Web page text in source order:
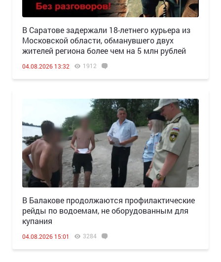
В Саратове задержали 18-летнего курьера из
Московской области, обманувшего двух
жителей региона более чем на 5 млн рублей
04.08.2026 13:32 1912
В Балакове продолжаются профилактические
рейды по водоемам, не оборудованным для
купания
04.08.2026 15:01 3284